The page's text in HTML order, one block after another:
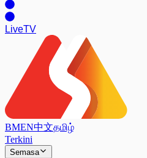
LiveTV
BMEN中文தமிழ்
Terkini
Semasa